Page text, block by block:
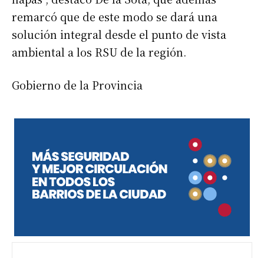
remarcó que de este modo se dará una
solución integral desde el punto de vista
ambiental a los RSU de la región.
Gobierno de la Provincia